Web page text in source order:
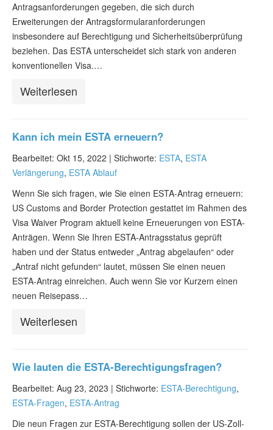
Antragsanforderungen gegeben, die sich durch
Erweiterungen der Antragsformularanforderungen
insbesondere auf Berechtigung und Sicherheitsüberprüfung
beziehen. Das ESTA unterscheidet sich stark von anderen
konventionellen Visa.…
Weiterlesen
Kann ich mein ESTA erneuern?
Bearbeitet: Okt 15, 2022 | Stichworte: ESTA, ESTA
Verlängerung, ESTA Ablauf
Wenn Sie sich fragen, wie Sie einen ESTA-Antrag erneuern:
US Customs and Border Protection gestattet im Rahmen des
Visa Waiver Program aktuell keine Erneuerungen von ESTA-
Anträgen. Wenn Sie Ihren ESTA-Antragsstatus geprüft
haben und der Status entweder „Antrag abgelaufen“ oder
„Antraf nicht gefunden“ lautet, müssen Sie einen neuen
ESTA-Antrag einreichen. Auch wenn Sie vor Kurzem einen
neuen Reisepass…
Weiterlesen
Wie lauten die ESTA-Berechtigungsfragen?
Bearbeitet: Aug 23, 2023 | Stichworte: ESTA-Berechtigung,
ESTA-Fragen, ESTA-Antrag
Die neun Fragen zur ESTA-Berechtigung sollen der US-Zoll-